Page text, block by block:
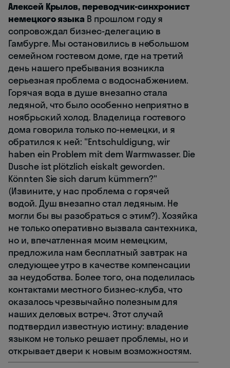
Алексей Крылов, переводчик-синхронист
немецкого языка В прошлом году я
сопровождал бизнес-делегацию в
Гамбурге. Мы остановились в небольшом
семейном гостевом доме, где на третий
день нашего пребывания возникла
серьезная проблема с водоснабжением.
Горячая вода в душе внезапно стала
ледяной, что было особенно неприятно в
ноябрьский холод. Владелица гостевого
дома говорила только по-немецки, и я
обратился к ней: "Entschuldigung, wir
haben ein Problem mit dem Warmwasser. Die
Dusche ist plötzlich eiskalt geworden.
Könnten Sie sich darum kümmern?"
(Извините, у нас проблема с горячей
водой. Душ внезапно стал ледяным. Не
могли бы вы разобраться с этим?). Хозяйка
не только оперативно вызвала сантехника,
но и, впечатленная моим немецким,
предложила нам бесплатный завтрак на
следующее утро в качестве компенсации
за неудобства. Более того, она поделилась
контактами местного бизнес-клуба, что
оказалось чрезвычайно полезным для
наших деловых встреч. Этот случай
подтвердил известную истину: владение
языком не только решает проблемы, но и
открывает двери к новым возможностям.